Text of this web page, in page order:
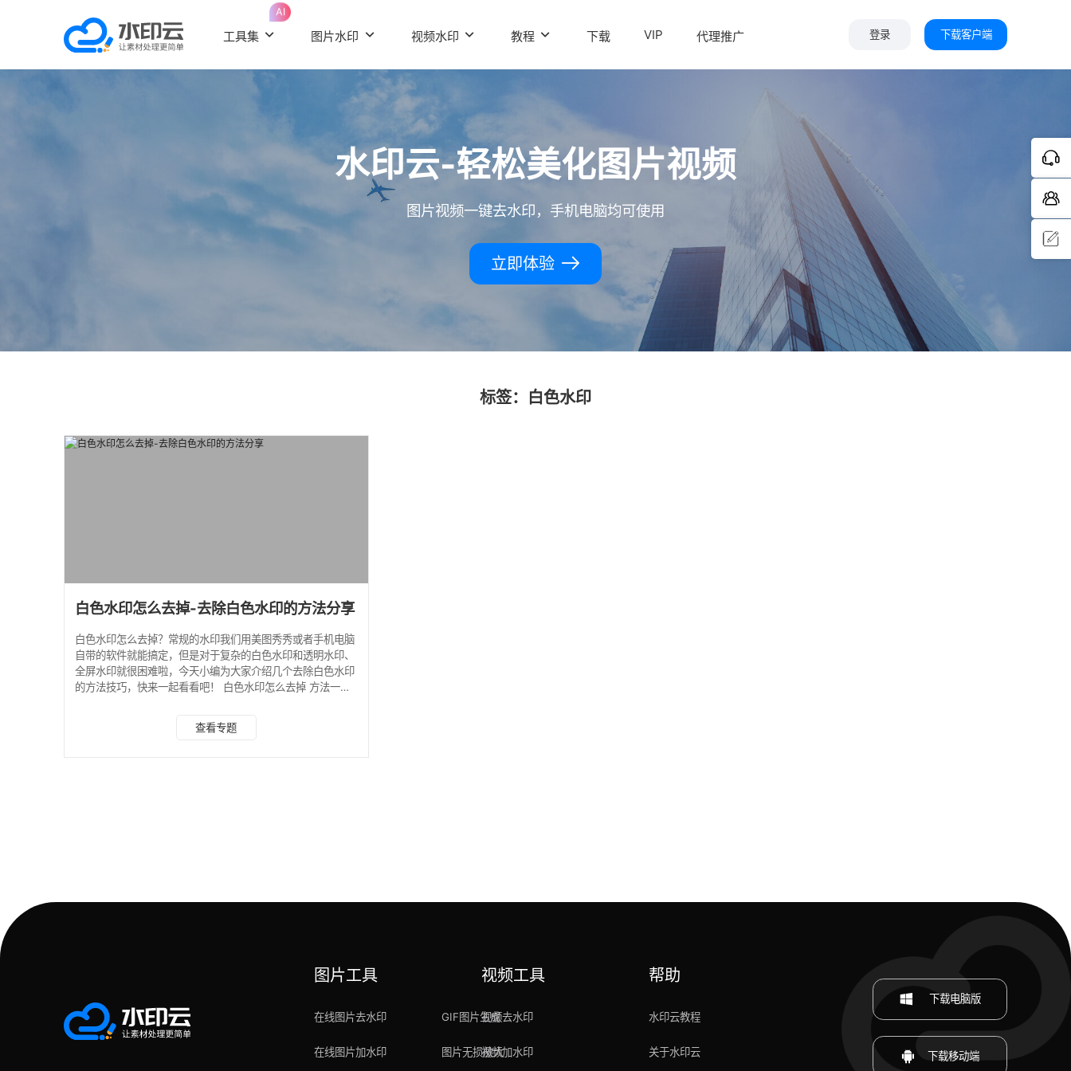
工具集
AI
图片水印 视频水印 教程 下载 VIP 代理推广 登录 下载客户端
水印云-轻松美化图片视频
图片视频一键去水印，手机电脑均可使用
立即体验
标签：白色水印
白色水印怎么去掉-去除白色水印的方法分享
白色水印怎么去掉？常规的水印我们用美图秀秀或者手机电脑
自带的软件就能搞定，但是对于复杂的白色水印和透明水印、
全屏水印就很困难啦，今天小编为大家介绍几个去除白色水印
的方法技巧，快来一起看看吧！ 白色水印怎么去掉 方法一：
查看专题
图片工具
在线图片去水印
在线图片加水印
GIF图片生成
图片无损放大
视频工具
视频去水印
视频加水印
帮助
水印云教程
关于水印云
下载电脑版
下载移动端